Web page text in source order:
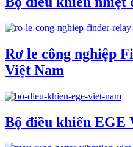
Rơ le công nghiệp
Việt Nam
Bộ điều khiển EGE